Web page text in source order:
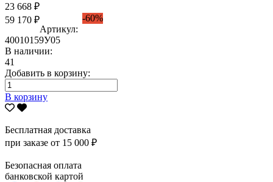
23 668 ₽
59 170 ₽
-60%
Артикул:
40010159У05
В наличии:
41
Добавить в корзину:
В корзину
Бесплатная доставка
при заказе от 15 000 ₽
Безопасная оплата
банковской картой